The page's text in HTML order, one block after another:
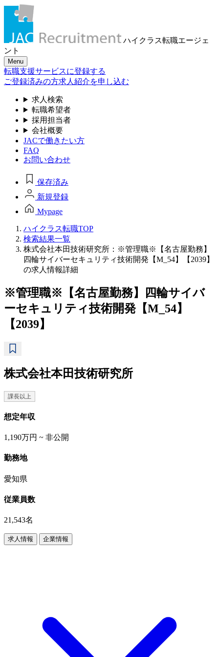
ハイクラス転職エージェ
ント
Menu
転職支援サービスに登録する
ご登録済みの方求人紹介を申し込む
求人検索
転職希望者
採用担当者
会社概要
JACで働きたい方
FAQ
お問い合わせ
保存済み
新規登録
Mypage
ハイクラス転職TOP
検索結果一覧
株式会社本田技術研究所：※管理職※【名古屋勤務】
四輪サイバーセキュリティ技術開発【M_54】【2039】
の求人情報詳細
※管理職※【名古屋勤務】四輪サイバ
ーセキュリティ技術開発【M_54】
【2039】
株式会社本田技術研究所
課長以上
想定年収
1,190万円 ~ 非公開
勤務地
愛知県
従業員数
21,543名
求人情報 企業情報